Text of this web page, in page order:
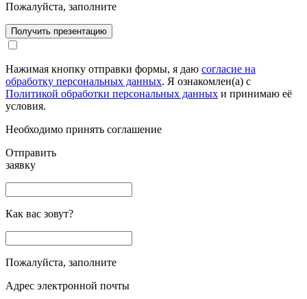
Пожалуйста, заполните
Получить презентацию
Нажимая кнопку отправки формы, я даю согласие на
обработку персональных данных. Я ознакомлен(а) с
Политикой обработки персональных данных и принимаю её
условия.
Необходимо принять соглашение
Отправить
заявку
Как вас зовут?
Пожалуйста, заполните
Адрес электронной почты